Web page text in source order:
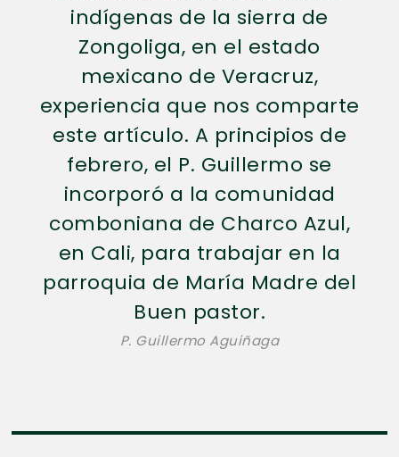
indígenas de la sierra de
Zongoliga, en el estado
mexicano de Veracruz,
experiencia que nos comparte
este artículo. A principios de
febrero, el P. Guillermo se
incorporó a la comunidad
comboniana de Charco Azul,
en Cali, para trabajar en la
parroquia de María Madre del
Buen pastor.
P. Guillermo Aguiñaga